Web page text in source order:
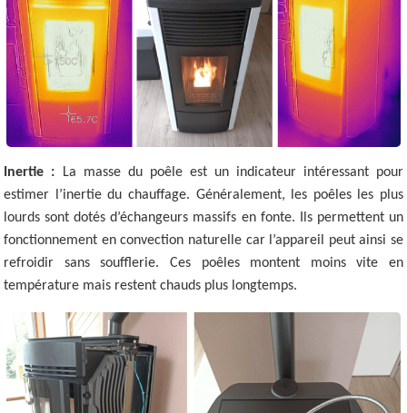
Inertie : La masse du poêle est un indicateur intéressant pour
estimer l’inertie du chauffage. Généralement, les poêles les plus
lourds sont dotés d’échangeurs massifs en fonte. Ils permettent un
fonctionnement en convection naturelle car l’appareil peut ainsi se
refroidir sans soufflerie. Ces poêles montent moins vite en
température mais restent chauds plus longtemps.